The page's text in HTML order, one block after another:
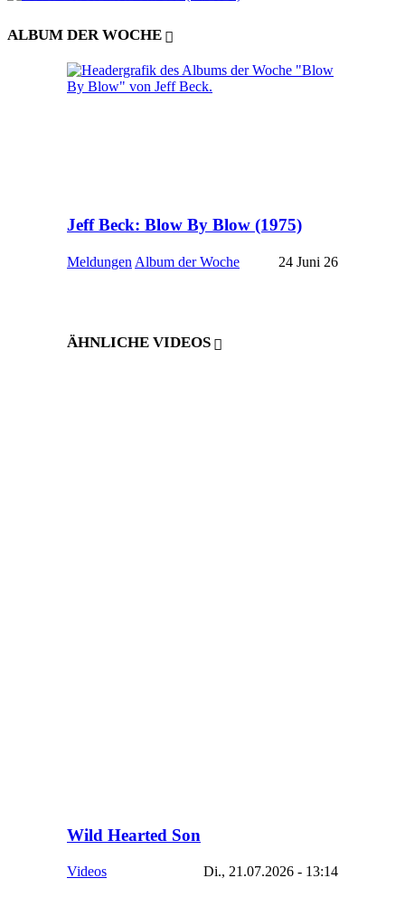
ALBUM DER WOCHE
Jeff Beck: Blow By Blow (1975)
Meldungen Album der Woche 24 Juni 26
ÄHNLICHE VIDEOS
Wild Hearted Son
Videos Di., 21.07.2026 - 13:14